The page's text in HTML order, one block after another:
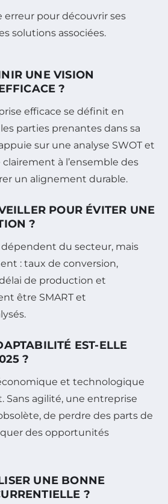
erreur pour découvrir ses
solutions associées.
UNE VISION
?
efficace se définit en
parties prenantes dans sa
sur une analyse SWOT et
à l’ensemble des
un alignement durable.
POUR ÉVITER UNE
?
dépendent du secteur, mais
: taux de conversion,
de production et
être SMART et
EST-ELLE
?
et technologique
Sans agilité, une entreprise
de perdre des parts de
des opportunités
UNE BONNE
?